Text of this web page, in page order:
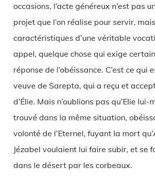
occasions, l’acte généreux n’est pas
projet que l’on réalise pour servir,
caractéristiques d’une véritable
appel, quelque chose qui exige
réponse de l’obéissance. C’est ce qui
veuve de Sarepta, qui a reçu et
d’Élie. Mais n’oublions pas qu’Elie lui-
trouvé dans la même situation,
volonté de l’Eternel, fuyant la mort
Jézabel voulaient lui faire subir, et se
dans le désert par les corbeaux.